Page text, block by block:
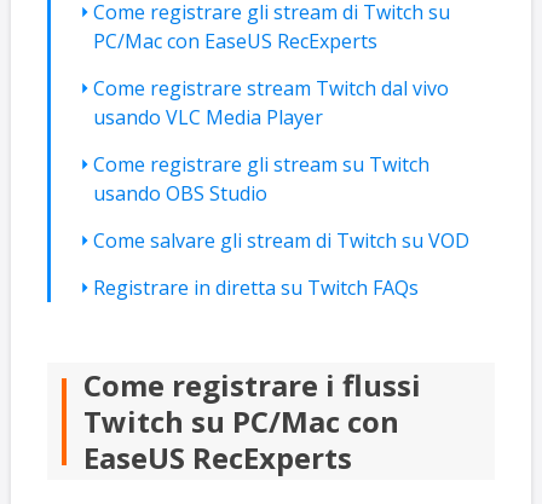
Come registrare gli stream di Twitch su
PC/Mac con EaseUS RecExperts
Come registrare stream Twitch dal vivo
usando VLC Media Player
Come registrare gli stream su Twitch
usando OBS Studio
Come salvare gli stream di Twitch su VOD
Registrare in diretta su Twitch FAQs
Come registrare i flussi
Twitch su PC/Mac con
EaseUS RecExperts